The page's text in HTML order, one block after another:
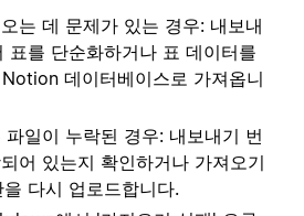
는 데 문제가 있는 경우: 내보내
표를 단순화하거나 표 데이터를
데이터베이스로 가져옵니
일이 누락된 경우: 내보내기 번
어 있는지 확인하거나 가져오기
다시 업로드합니다.